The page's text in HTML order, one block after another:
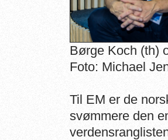
Børge Koch (th)
Foto: Michael
Til EM er de
svømmere den